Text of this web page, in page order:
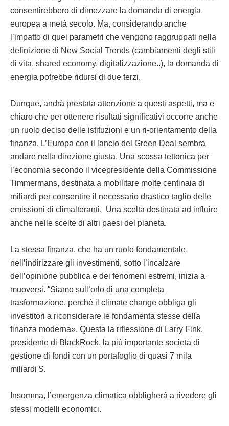
consentirebbero di dimezzare la domanda di energia
europea a metà secolo. Ma, considerando anche
l’impatto di quei parametri che vengono raggruppati nella
definizione di New Social Trends (cambiamenti degli stili
di vita, shared economy, digitalizzazione..), la domanda di
energia potrebbe ridursi di due terzi.
Dunque, andrà prestata attenzione a questi aspetti, ma è
chiaro che per ottenere risultati significativi occorre anche
un ruolo deciso delle istituzioni e un ri-orientamento della
finanza. L’Europa con il lancio del Green Deal sembra
andare nella direzione giusta. Una scossa tettonica per
l’economia secondo il vicepresidente della Commissione
Timmermans, destinata a mobilitare molte centinaia di
miliardi per consentire il necessario drastico taglio delle
emissioni di climalteranti. Una scelta destinata ad influire
anche nelle scelte di altri paesi del pianeta.
La stessa finanza, che ha un ruolo fondamentale
nell’indirizzare gli investimenti, sotto l’incalzare
dell’opinione pubblica e dei fenomeni estremi, inizia a
muoversi. “Siamo sull’orlo di una completa
trasformazione, perché il climate change obbliga gli
investitori a riconsiderare le fondamenta stesse della
finanza moderna». Questa la riflessione di Larry Fink,
presidente di BlackRock, la più importante società di
gestione di fondi con un portafoglio di quasi 7 mila
miliardi $.
Insomma, l’emergenza climatica obbligherà a rivedere gli
stessi modelli economici.